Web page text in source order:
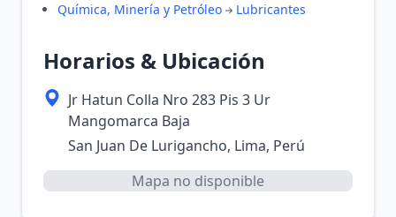
Química, Minería y Petróleo
Lubricantes
Horarios & Ubicación
Jr Hatun Colla Nro 283 Pis 3 Ur
Mangomarca Baja
San Juan De Lurigancho, Lima, Perú
Mapa no disponible